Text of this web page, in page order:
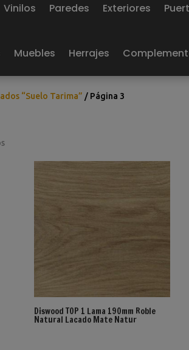
Vinilos Paredes Exteriores
Muebles Herrajes
“Suelo Tarima” / Página 3
Ordenado
Diswood TOP 1 Lama 190mm Roble
Natural Lacado Mate Natur